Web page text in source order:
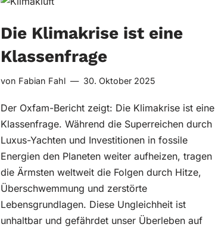
Die Klimakrise ist eine
Klassenfrage
von Fabian Fahl 30. Oktober 2025
Der Oxfam-Bericht zeigt: Die Klimakrise ist eine
Klassenfrage. Während die Superreichen durch
Luxus-Yachten und Investitionen in fossile
Energien den Planeten weiter aufheizen, tragen
die Ärmsten weltweit die Folgen durch Hitze,
Überschwemmung und zerstörte
Lebensgrundlagen. Diese Ungleichheit ist
unhaltbar und gefährdet unser Überleben auf